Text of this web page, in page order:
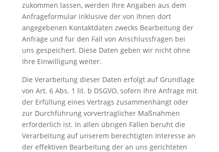
zukommen lassen, werden Ihre Angaben aus dem
Anfrageformular inklusive der von Ihnen dort
angegebenen Kontaktdaten zwecks Bearbeitung der
Anfrage und für den Fall von Anschlussfragen bei
uns gespeichert. Diese Daten geben wir nicht ohne
Ihre Einwilligung weiter.
Die Verarbeitung dieser Daten erfolgt auf Grundlage
von Art. 6 Abs. 1 lit. b DSGVO, sofern Ihre Anfrage mit
der Erfüllung eines Vertrags zusammenhängt oder
zur Durchführung vorvertraglicher Maßnahmen
erforderlich ist. In allen übrigen Fällen beruht die
Verarbeitung auf unserem berechtigten Interesse an
der effektiven Bearbeitung der an uns gerichteten